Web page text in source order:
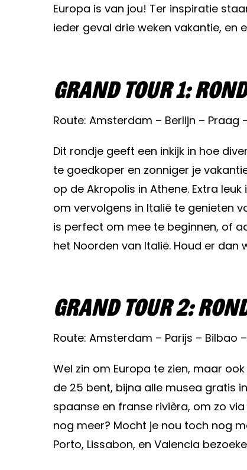
Europa is van jou! Ter inspiratie
ieder geval drie weken vakantie, en
Grand Tour 1:
Route: Amsterdam – Berlijn –
Dit rondje geeft een inkijk in hoe
te goedkoper en zonniger je
op de Akropolis in Athene. Extra
om vervolgens in Italië te genieten
is perfect om mee te beginnen, of
het Noorden van Italië. Houd er
Grand Tour 2:
Route: Amsterdam – Parijs – Bilbao
Wel zin om Europa te zien, maar
de 25 bent, bijna alle musea gratis
spaanse en franse rivièra, om zo
nog meer? Mocht je nou toch nog
Porto, Lissabon, en Valencia